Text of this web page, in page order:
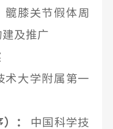
髋膝关节假体周
及推广
术大学附属第一
：
中国科学技